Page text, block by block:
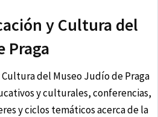
y Cultura del
Praga
del Museo Judío de Praga
y culturales, conferencias,
y ciclos temáticos acerca de la